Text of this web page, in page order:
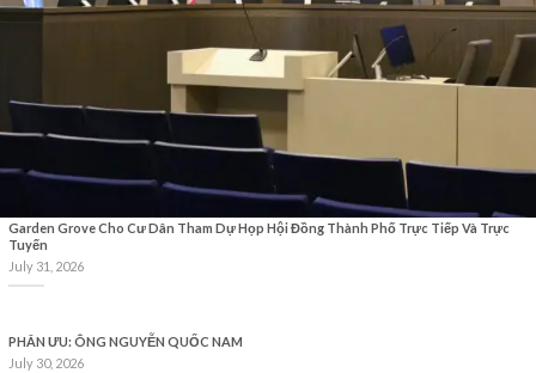
Garden Grove Cho Cư Dân Tham Dự Họp Hội Đồng Thành Phố Trực Tiếp Và Trực
Tuyến
July 31, 2026
PHÂN ƯU: ÔNG NGUYỄN QUỐC NAM
July 30, 2026